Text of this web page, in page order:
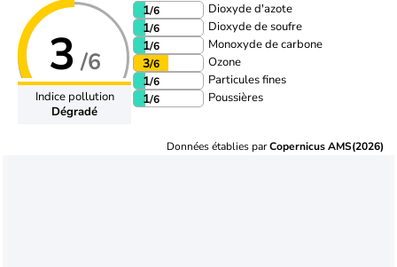
3 /6
Indice pollution
Dégradé
1/6 Dioxyde d'azote
1/6 Dioxyde de soufre
1/6 Monoxyde de carbone
3/6 Ozone
1/6 Particules fines
1/6 Poussières
Données établies parCopernicus AMS(2026)